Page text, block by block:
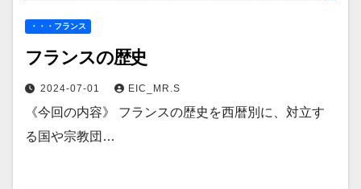
・・・フランス
フランスの歴史
2024-07-01 EIC_MR.S
《今回の内容》 フランスの歴史を西暦別に、対立す
る国や宗教団…